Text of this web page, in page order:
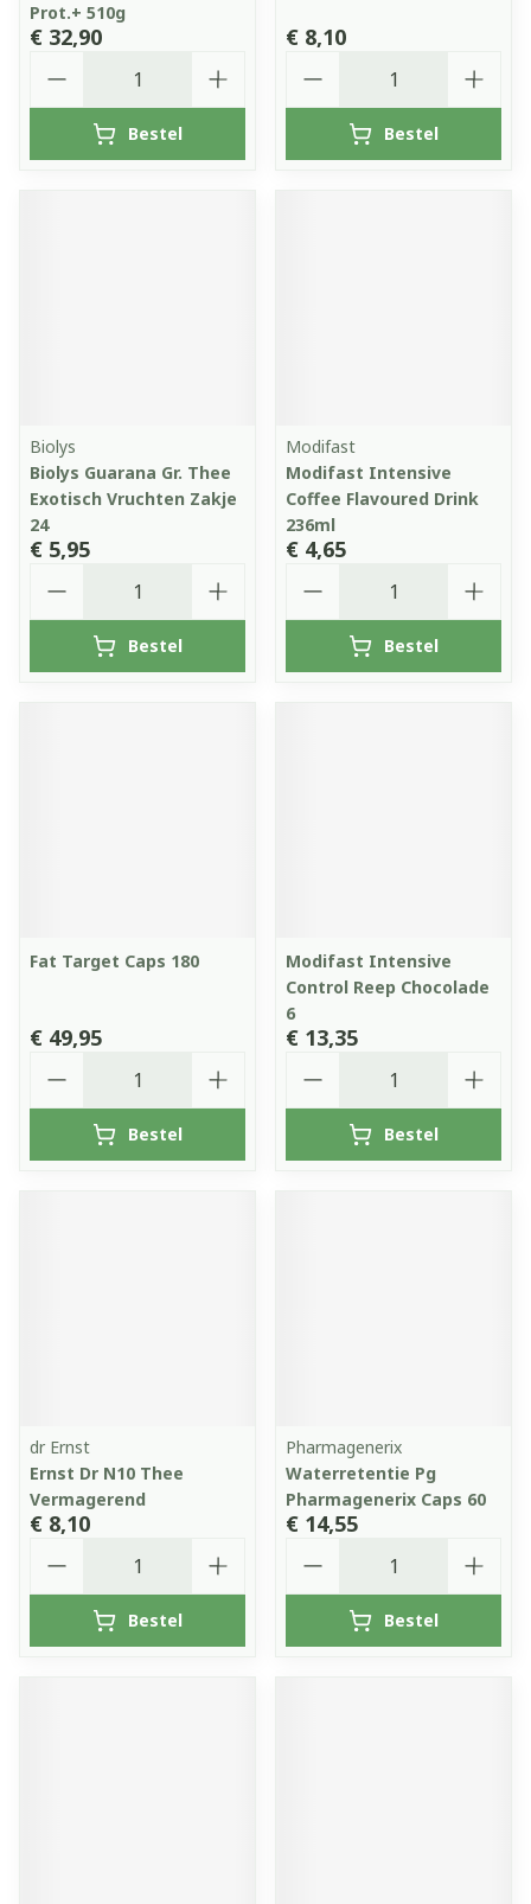
Prot.+ 510g
€ 32,90
Bestel
€ 8,10
Bestel
Biolys
Biolys Guarana Gr. Thee
Exotisch Vruchten Zakje
24
€ 5,95
Bestel
Modifast
Modifast Intensive
Coffee Flavoured Drink
236ml
€ 4,65
Bestel
Fat Target Caps 180
€ 49,95
Bestel
Modifast Intensive
Control Reep Chocolade
6
€ 13,35
Bestel
dr Ernst
Ernst Dr N10 Thee
Vermagerend
€ 8,10
Bestel
Pharmagenerix
Waterretentie Pg
Pharmagenerix Caps 60
€ 14,55
Bestel